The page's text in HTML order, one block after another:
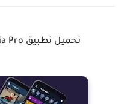
تحميل تطبيق FitOlympia Pro مهكر للاندرويد